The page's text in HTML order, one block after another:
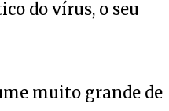
do vírus, o seu
muito grande de